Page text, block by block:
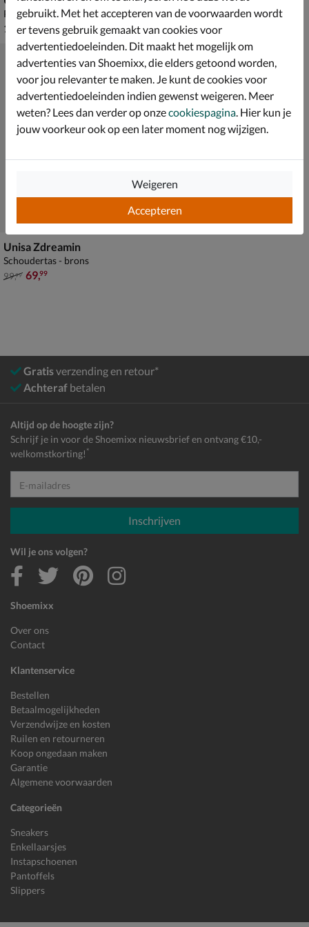
Pumps - brons
€ 119,99
119,99
Enkellaarsjes - brons
€ 249,99
249,99
Unisa Zdreamin
Schoudertas - brons
van € 99,99 voor € 69,99
99,99 69,99
Gratisverzending en retour*
Achteraf betalen
Shoemixx
Over ons
Contact
Klantenservice
Bestellen
Betaalmogelijkheden
Verzendwijze en kosten
Ruilen en retourneren
Koop ongedaan maken
Garantie
Algemene voorwaarden
Categorieën
Sneakers
Enkellaarsjes
Instapschoenen
Pantoffels
Slippers
Altijd op de hoogte zijn?
Schrijf je in voor de Shoemixx nieuwsbrief en ontvang €10,-
welkomstkorting! *
E-mailadres
Inschrijven
Wil je ons volgen?
gebruikt. Met het accepteren van de voorwaarden wordt
er tevens gebruik gemaakt van cookies voor
advertentiedoeleinden. Dit maakt het mogelijk om
advertenties van Shoemixx, die elders getoond worden,
voor jou relevanter te maken. Je kunt de cookies voor
advertentiedoeleinden indien gewenst weigeren. Meer
weten? Lees dan verder op onzecookiespagina. Hier kun je
jouw voorkeur ook op een later moment nog wijzigen.
Accepteren
Weigeren